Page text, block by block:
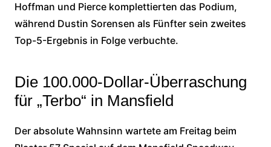
Hoffman und Pierce komplettierten das Podium,
während Dustin Sorensen als Fünfter sein zweites
Top-5-Ergebnis in Folge verbuchte.
Die 100.000-Dollar-Überraschung
für „Terbo“ in Mansfield
Der absolute Wahnsinn wartete am Freitag beim